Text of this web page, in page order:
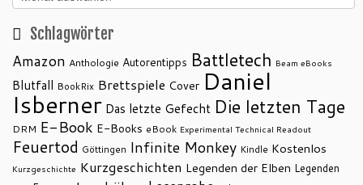
Schlagwörter
Amazon Anthologie Autorentipps Battletech Beam eBooks
Blutfall BookRix Brettspiele Cover Daniel
Isberner Das letzte Gefecht Die letzten Tage
DRM E-Book E-Books eBook Experimental Technical Readout
Feuertod Göttingen Infinite Monkey Kindle Kostenlos
Kurzgeschichte Kurzgeschichten Legenden der Elben Legenden